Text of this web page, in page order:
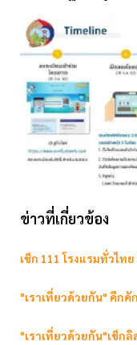
ข่าวที่เกี่ยวข้อง
เช็ก 111 โรงแรมทั่วไท
"เราเที่ยวด้วยกัน" คึกคั
"เราเที่ยวด้วยกัน"เช็ก